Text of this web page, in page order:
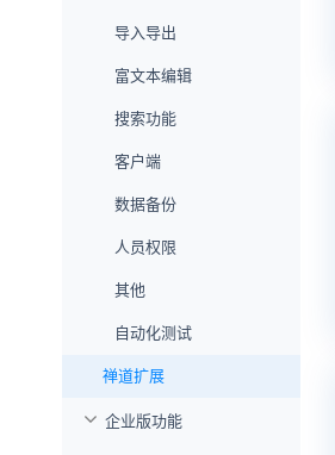
导入导出
富文本编辑
搜索功能
客户端
数据备份
人员权限
其他
自动化测试
禅道扩展
企业版功能